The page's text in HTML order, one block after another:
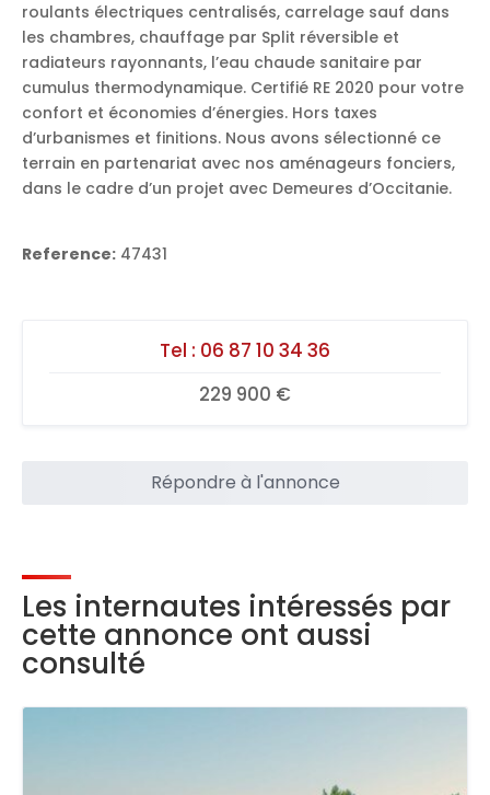
roulants électriques centralisés, carrelage sauf dans
les chambres, chauffage par Split réversible et
radiateurs rayonnants, l’eau chaude sanitaire par
cumulus thermodynamique. Certifié RE 2020 pour votre
confort et économies d’énergies. Hors taxes
d’urbanismes et finitions. Nous avons sélectionné ce
terrain en partenariat avec nos aménageurs fonciers,
dans le cadre d’un projet avec Demeures d’Occitanie.
Reference: 47431
Tel : 06 87 10 34 36
229 900 €
Répondre à l'annonce
Les internautes intéressés par
cette annonce ont aussi
consulté